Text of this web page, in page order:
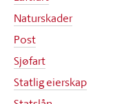
Naturskader
Post
Sjøfart
Statlig eierskap